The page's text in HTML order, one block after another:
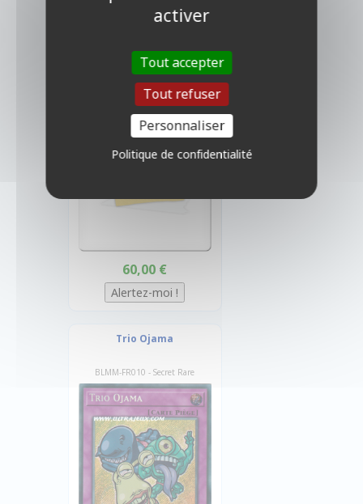
Robot Guerrier
60,00 €
Trio Ojama
BLMM-FR010 - Secret Rare
activer
Tout accepter
Tout refuser
Personnaliser
Politique de confidentialité